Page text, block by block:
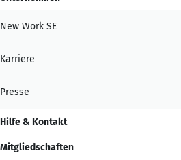
New Work SE
Karriere
Presse
Hilfe & Kontakt
Mitgliedschaften